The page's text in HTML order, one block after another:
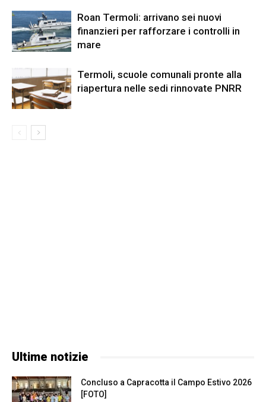
Roan Termoli: arrivano sei nuovi
finanzieri per rafforzare i controlli in
mare
Termoli, scuole comunali pronte alla
riapertura nelle sedi rinnovate PNRR
Ultime notizie
Concluso a Capracotta il Campo Estivo 2026
[FOTO]